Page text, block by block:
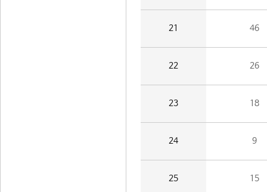
21 46
22 26
23 18
24 9
25 15